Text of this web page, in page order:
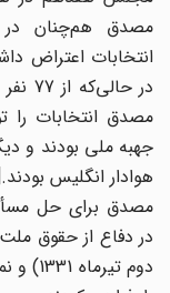
مصدق هم‌چنان در
انتخابات اعتراض
در
جهبه ملی بودند و
هوادار انگلیس بودند.[66]
مصدق برای حل
در دفاع از حقوق
دوم